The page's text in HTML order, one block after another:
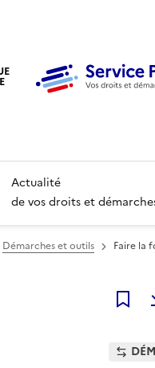
Actualité
de vos droits et
Démarches et outils Faire la